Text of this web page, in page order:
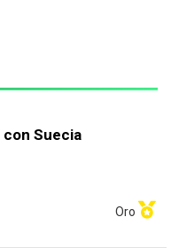
con Suecia
Oro